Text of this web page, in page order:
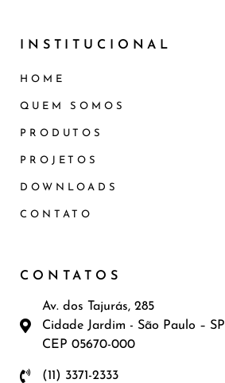
INSTITUCIONAL
HOME
QUEM SOMOS
PRODUTOS
PROJETOS
DOWNLOADS
CONTATO
CONTATOS
Av. dos Tajurás, 285
Cidade Jardim - São Paulo – SP
CEP 05670-000
(11) 3371-2333